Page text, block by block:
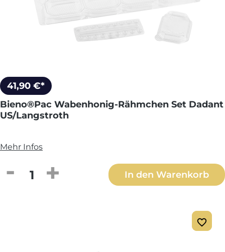
41,90 €*
Bieno®Pac Wabenhonig-Rähmchen Set Dadant
US/Langstroth
Mehr Infos
Produkt Anzahl: Gib den gewünschten
In den Warenkorb